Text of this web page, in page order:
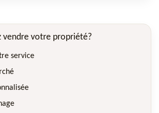
vendre votre propriété?
service